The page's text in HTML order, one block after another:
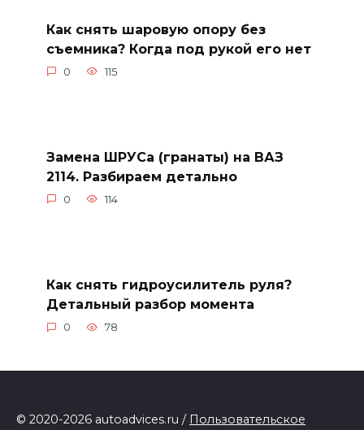
Как снять шаровую опору без
съемника? Когда под рукой его нет
0 115
Замена ШРУСа (гранаты) на ВАЗ
2114. Разбираем детально
0 114
Как снять гидроусилитель руля?
Детальный разбор момента
0 78
© 2020-2026 autoadvices.ru / Пользовательское